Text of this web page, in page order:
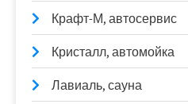
Крафт-М, автосервис
Кристалл, автомойка
Лавиаль, сауна